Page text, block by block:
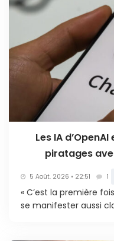
Les IA
piratages
5 Août. 2026 • 22:51 1
« C’est la première
se manifester aussi